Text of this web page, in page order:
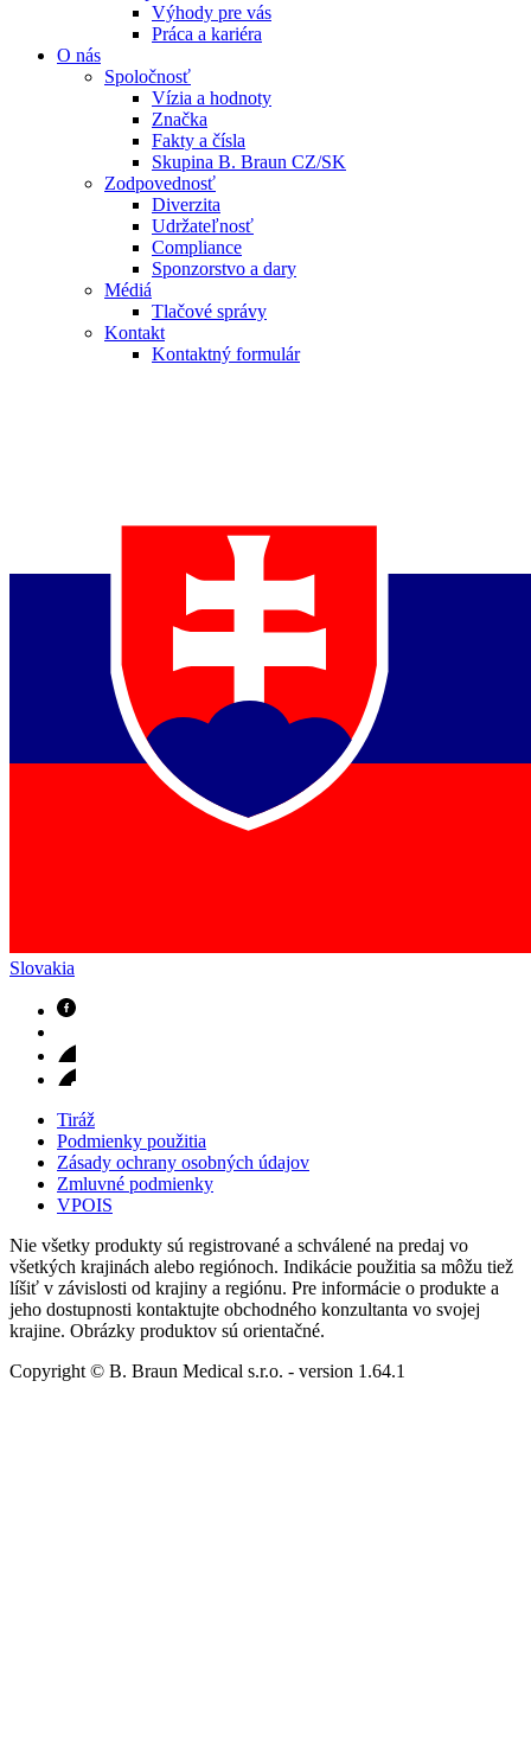
Výhody pre vás
Práca a kariéra
O nás
Spoločnosť
Vízia a hodnoty
Značka
Fakty a čísla
Skupina B. Braun CZ/SK
Zodpovednosť
Diverzita
Udržateľnosť
Compliance
Sponzorstvo a dary
Médiá
Tlačové správy
Kontakt
Kontaktný formulár
Slovakia
Tiráž
Podmienky použitia
Zásady ochrany osobných údajov
Zmluvné podmienky
VPOIS
Nie všetky produkty sú registrované a schválené na predaj vo
všetkých krajinách alebo regiónoch. Indikácie použitia sa môžu tiež
líšiť v závislosti od krajiny a regiónu. Pre informácie o produkte a
jeho dostupnosti kontaktujte obchodného konzultanta vo svojej
krajine. Obrázky produktov sú orientačné.
Copyright © B. Braun Medical s.r.o. - version 1.64.1